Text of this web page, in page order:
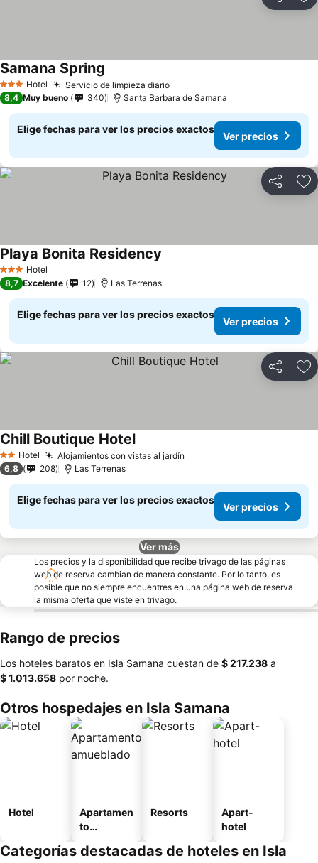
3 Estrellas
Hotel Servicio de limpieza diarioVer precios
Samana Spring
8,4 Muy bueno 340 Santa Barbara de Samana
Elige fechas para ver los precios exactos
Ver precios
Compartir
3 Estrellas
Hotel
Playa Bonita Residency
8,7 Excelente 12 Las Terrenas
Elige fechas para ver los precios exactos
Ver precios
Compartir
2 Estrellas
Hotel Alojamientos con vistas al jardín
Chill Boutique HotelVer precios
6,8 208 Las Terrenas
Elige fechas para ver los precios exactos
Ver precios
Ver más
Los precios y la disponibilidad que recibe trivago de las páginas
web de reserva cambian de manera constante. Por lo tanto, es
posible que no siempre encuentres en una página web de reserva
la misma oferta que viste en trivago.
Rango de precios
Los hoteles baratos en Isla Samana cuestan de ‎$ 217.238 a
‎$ 1.013.658 por noche.
Otros hospedajes en Isla Samana
Hotel
Apartamen
to
o
Resorts
Apart-
hotel
Categorías destacadas de hoteles en Isla